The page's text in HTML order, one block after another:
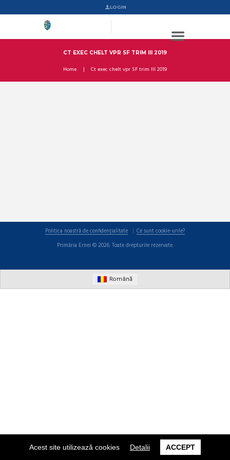
Acest site utilizează cookies Detalii ACCEPT
LOGIN
CT EXEC CHELT VPR SF TRIM III 2019
Home Ct exec chelt vpr SF trim III 2019
Politica noastră de confidențialitate
Ce sunt cookie-urile?
Primăria Ernei © 2026. Toate drepturile rezervate.
Română